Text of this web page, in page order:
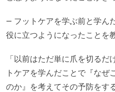
— フットケアを学ぶ前と学ん
役に立つようになったことを
「以前はただ単に爪を切る
トケアを学んだことで『なぜ
のか』を考えてその予防をす